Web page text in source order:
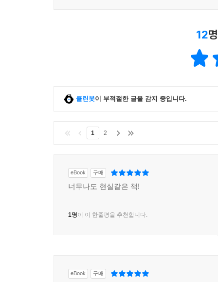
12
클린봇이 부적절한 글을 감지 중입니다.
1 2
eBook 구매
너무나도 현실같은 책!
1명이 이 한줄평을 추천합니다.
eBook 구매